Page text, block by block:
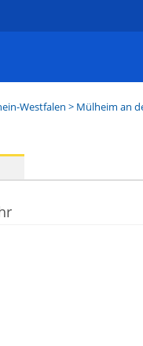
Westfalen > Mülheim an